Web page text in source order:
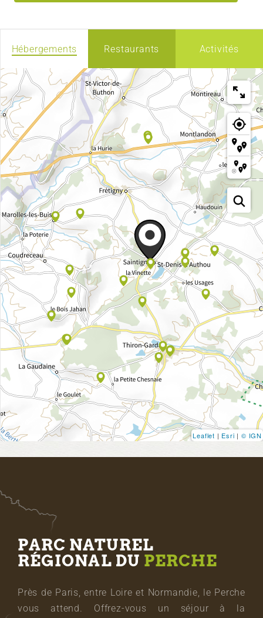
Hébergements Restaurants Activités
Leaflet | Esri | © IGN
PARC NATUREL
RÉGIONAL DU PERCHE
Près de Paris, entre Loire et Normandie, le Perche
vous attend. Offrez-vous un séjour à la